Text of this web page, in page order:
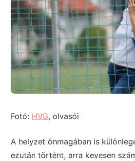
Fotó: HVG, olvasói
A helyzet önmagában is
ezután történt, arra kevesen